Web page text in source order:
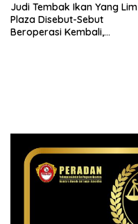
Judi Tembak Ikan Yang Lim
Plaza Disebut-Sebut
Beroperasi Kembali,